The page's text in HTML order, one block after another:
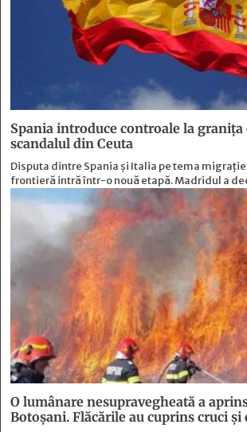
Spania introduce controale la granița
scandalul din Ceuta
Disputa dintre Spania și Italia pe tema
frontieră intră într-o nouă etapă. Madridul a
O lumânare nesupravegheată a
Botoșani. Flăcările au cuprins cruci și